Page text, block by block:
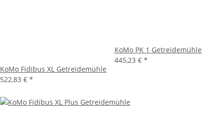
KoMo Fidibus XL Getreidemühle
522,83 € *
KoMo PK 1 Getreidemühle
445,23 € *